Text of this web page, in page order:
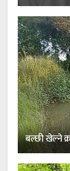
बल्छी खेल्ने